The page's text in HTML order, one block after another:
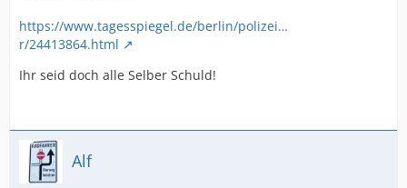
https://www.tagesspiegel.de/berlin/polizei…
r/24413864.html
Ihr seid doch alle Selber Schuld!
Alf